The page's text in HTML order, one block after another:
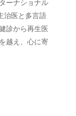
ーナショナル
治医と多言語
診から再生医
越え、心に寄